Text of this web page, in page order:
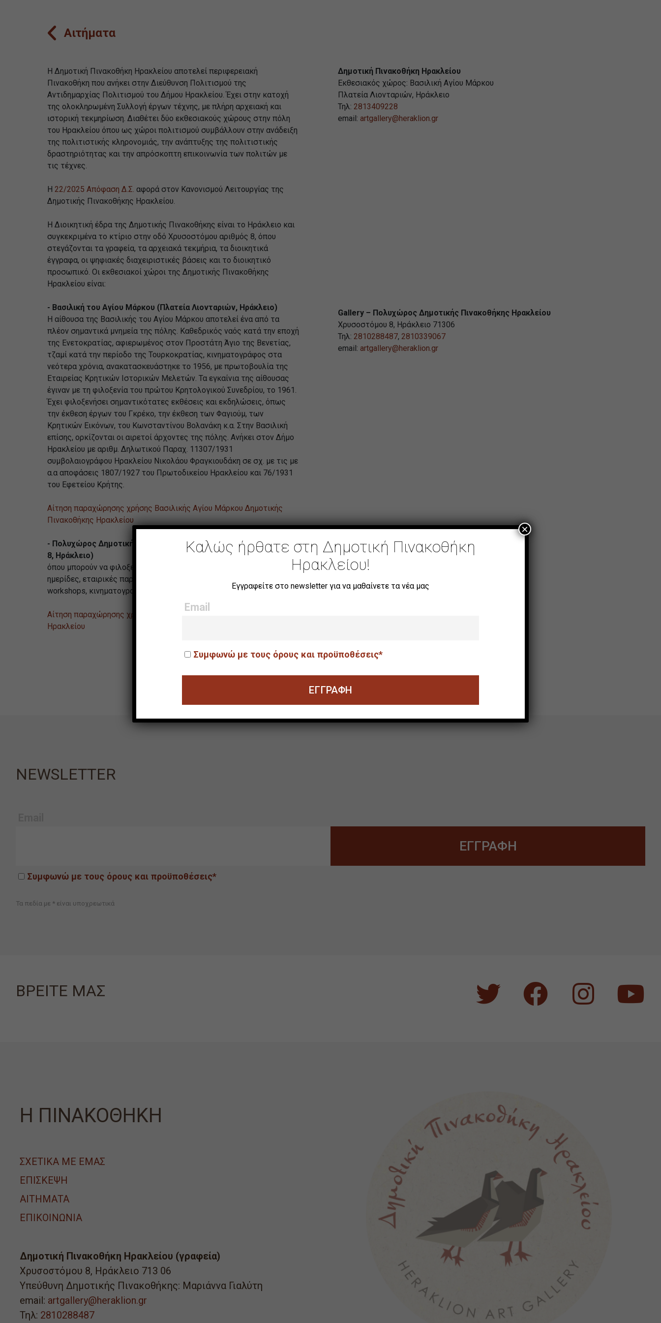
Αιτήματα
Η Δημοτική Πινακοθήκη Ηρακλείου αποτελεί περιφερειακή
Πινακοθήκη που ανήκει στην Διεύθυνση Πολιτισμού της
Αντιδημαρχίας Πολιτισμού του Δήμου Ηρακλείου. Έχει στην κατοχή
της ολοκληρωμένη Συλλογή έργων τέχνης, με πλήρη αρχειακή και
ιστορική τεκμηρίωση. Διαθέτει δύο εκθεσιακούς χώρους στην πόλη
του Ηρακλείου όπου ως χώροι πολιτισμού συμβάλλουν στην ανάδειξη
της πολιτιστικής κληρονομιάς, την ανάπτυξης της πολιτιστικής
δραστηριότητας και την απρόσκοπτη επικοινωνία των πολιτών με
τις τέχνες.
Η 22/2025 Απόφαση Δ.Σ. αφορά στον Κανονισμού Λειτουργίας της
Δημοτικής Πινακοθήκης Ηρακλείου.
H Διοικητική έδρα της Δημοτικής Πινακοθήκης είναι το Ηράκλειο και
συγκεκριμένα το κτίριο στην οδό Χρυσοστόμου αριθμός 8, όπου
στεγάζονται τα γραφεία, τα αρχειακά τεκμήρια, τα διοικητικά
έγγραφα, οι ψηφιακές διαχειριστικές βάσεις και το διοικητικό
προσωπικό. Οι εκθεσιακοί χώροι της Δημοτικής Πινακοθήκης
Ηρακλείου είναι:
- Βασιλική του Αγίου Μάρκου (Πλατεία Λιονταριών, Ηράκλειο)
Η αίθουσα της Βασιλικής του Αγίου Μάρκου αποτελεί ένα από τα
πλέον σημαντικά μνημεία της πόλης. Καθεδρικός ναός κατά την εποχή
της Ενετοκρατίας, αφιερωμένος στον Προστάτη Άγιο της Βενετίας,
τζαμί κατά την περίοδο της Τουρκοκρατίας, κινηματογράφος στα
νεότερα χρόνια, ανακατασκευάστηκε το 1956, με πρωτοβουλία της
Εταιρείας Κρητικών Ιστορικών Μελετών. Τα εγκαίνια της αίθουσας
έγιναν με τη φιλοξενία του πρώτου Κρητολογικού Συνεδρίου, το 1961.
Έχει φιλοξενήσει σημαντικότατες εκθέσεις και εκδηλώσεις, όπως
την έκθεση έργων του Γκρέκο, την έκθεση των Φαγιούμ, των
Κρητικών Εικόνων, του Κωνσταντίνου Βολανάκη κ.α. Στην Βασιλική
επίσης, ορκίζονται οι αιρετοί άρχοντες της πόλης. Ανήκει στον Δήμο
Ηρακλείου με αριθμ. Δηλωτικού Παραχ. 11307/1931
συμβολαιογράφου Ηρακλείου Νικολάου Φραγκιουδάκη σε σχ. με τις με
α.α αποφάσεις 1807/1927 του Πρωτοδικείου Ηρακλείου και 76/1931
του Εφετείου Κρήτης.
Αίτηση παραχώρησης χρήσης Βασιλικής Αγίου Μάρκου Δημοτικής
Πινακοθήκης Ηρακλείου
- Πολυχώρος Δημοτικής Πινακοθήκης (οδός Χρυσοστόμου αριθμός
8, Ηράκλειο)
όπου μπορούν να φιλοξενηθούν εκθέσεις, εκδηλώσεις, συνεστιάσεις,
ημερίδες, εταιρικές παρουσιάσεις, κοινωνικές εκδηλώσεις, σεμινάρια,
workshops, κινηματογραφικές προβολές, κ.α.
Αίτηση παραχώρησης χρήσης Πολυχώρου Δημοτικής Πινακοθήκης
Ηρακλείου
Δημοτική Πινακοθήκη Ηρακλείου
Εκθεσιακός χώρος: Βασιλική Αγίου Μάρκου
Πλατεία Λιονταριών, Ηράκλειο
Τηλ: 2813409228
email: artgallery@heraklion.gr
Gallery – Πολυχώρος Δημοτικής Πινακοθήκης Ηρακλείου
Χρυσοστόμου 8, Ηράκλειο 71306
Τηλ: 2810288487, 2810339067
email: artgallery@heraklion.gr
NEWSLETTER
Συμφωνώ με τους όρους και προϋποθέσεις*
Τα πεδία με * είναι υποχρεωτικά
ΒΡΕΙΤΕ ΜΑΣ
Η ΠΙΝΑΚΟΘΗΚΗ
ΣΧΕΤΙΚΑ ΜΕ ΕΜΑΣ
ΕΠΙΣΚΕΨΗ
ΑΙΤΉΜΑΤΑ
ΕΠΙΚΟΙΝΩΝΙΑ
Δημοτική Πινακοθήκη Ηρακλείου (γραφεία)
Χρυσοστόμου 8, Ηράκλειο 713 06
Υπεύθυνη Δημοτικής Πινακοθήκης: Μαριάννα Γιαλύτη
email: artgallery@heraklion.gr
Τηλ: 2810288487
Καλώς ήρθατε στη Δημοτική Πινακοθήκη
Ηρακλείου!
Εγγραφείτε στο newsletter για να μαθαίνετε τα νέα μας
Email
Συμφωνώ με τους όρους και προϋποθέσεις*
×